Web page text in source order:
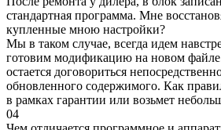
стандартная программа. Мне
купленные мною настройки?
Мы в таком случае, всегда идем
готовим модификацию на новом
остается договориться
обновленного содержимого. Как
в рамках гарантии или возьмет
04